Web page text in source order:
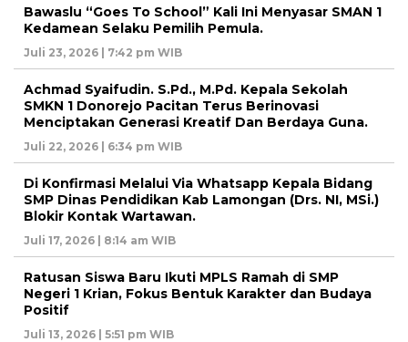
Bawaslu “Goes To School” Kali Ini Menyasar SMAN 1
Kedamean Selaku Pemilih Pemula.
Juli 23, 2026 | 7:42 pm WIB
Achmad Syaifudin. S.Pd., M.Pd. Kepala Sekolah
SMKN 1 Donorejo Pacitan Terus Berinovasi
Menciptakan Generasi Kreatif Dan Berdaya Guna.
Juli 22, 2026 | 6:34 pm WIB
Di Konfirmasi Melalui Via Whatsapp Kepala Bidang
SMP Dinas Pendidikan Kab Lamongan (Drs. NI, MSi.)
Blokir Kontak Wartawan.
Juli 17, 2026 | 8:14 am WIB
Ratusan Siswa Baru Ikuti MPLS Ramah di SMP
Negeri 1 Krian, Fokus Bentuk Karakter dan Budaya
Positif
Juli 13, 2026 | 5:51 pm WIB